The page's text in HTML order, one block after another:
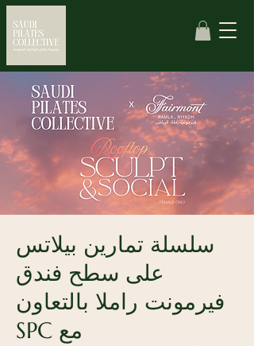
سلسلة تمارين بيلاتس
على سطح فندق
فيرمونت راملا بالتعاون
مع SPC